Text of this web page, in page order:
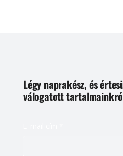
Légy naprakész, és
válogatott